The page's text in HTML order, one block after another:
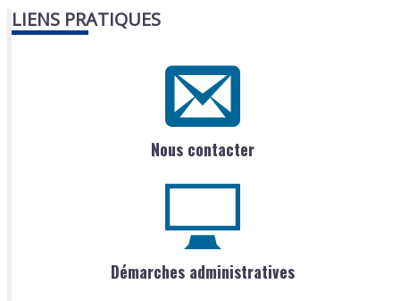
LIENS PRATIQUES
Nous contacter
Démarches administratives